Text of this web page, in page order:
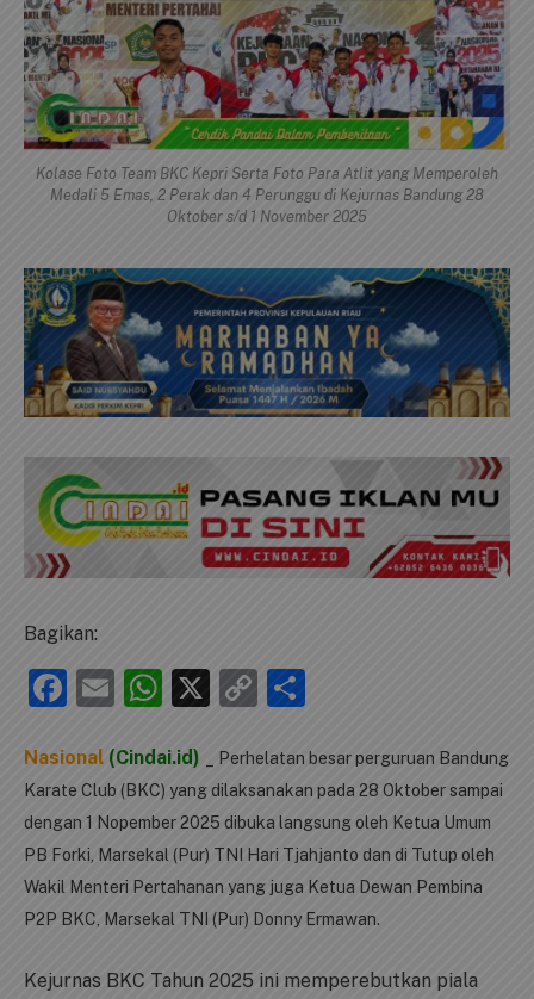
Kolase Foto Team BKC Kepri Serta Foto Para Atlit yang Memperoleh
Medali 5 Emas, 2 Perak dan 4 Perunggu di Kejurnas Bandung 28
Oktober s/d 1 November 2025
Bagikan:
Facebook
EmailWhatsApp
X
Copy
Nasional (Cindai.id)
_ Perhelatan besar perguruan Bandung
Karate Club (BKC) yang dilaksanakan pada 28 Oktober sampai
dengan 1 Nopember 2025 dibuka langsung oleh Ketua Umum
PB Forki, Marsekal (Pur) TNI Hari Tjahjanto dan di Tutup oleh
Wakil Menteri Pertahanan yang juga Ketua Dewan Pembina
P2P BKC, Marsekal TNI (Pur) Donny Ermawan.
Kejurnas BKC Tahun 2025 ini memperebutkan piala